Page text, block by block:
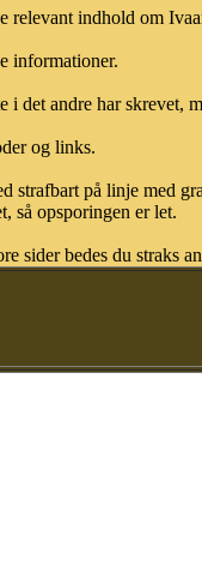
relevant indhold om
informationer.
i det andre har skrevet,
og links.
strafbart på linje med
så opsporingen er let.
sider bedes du straks